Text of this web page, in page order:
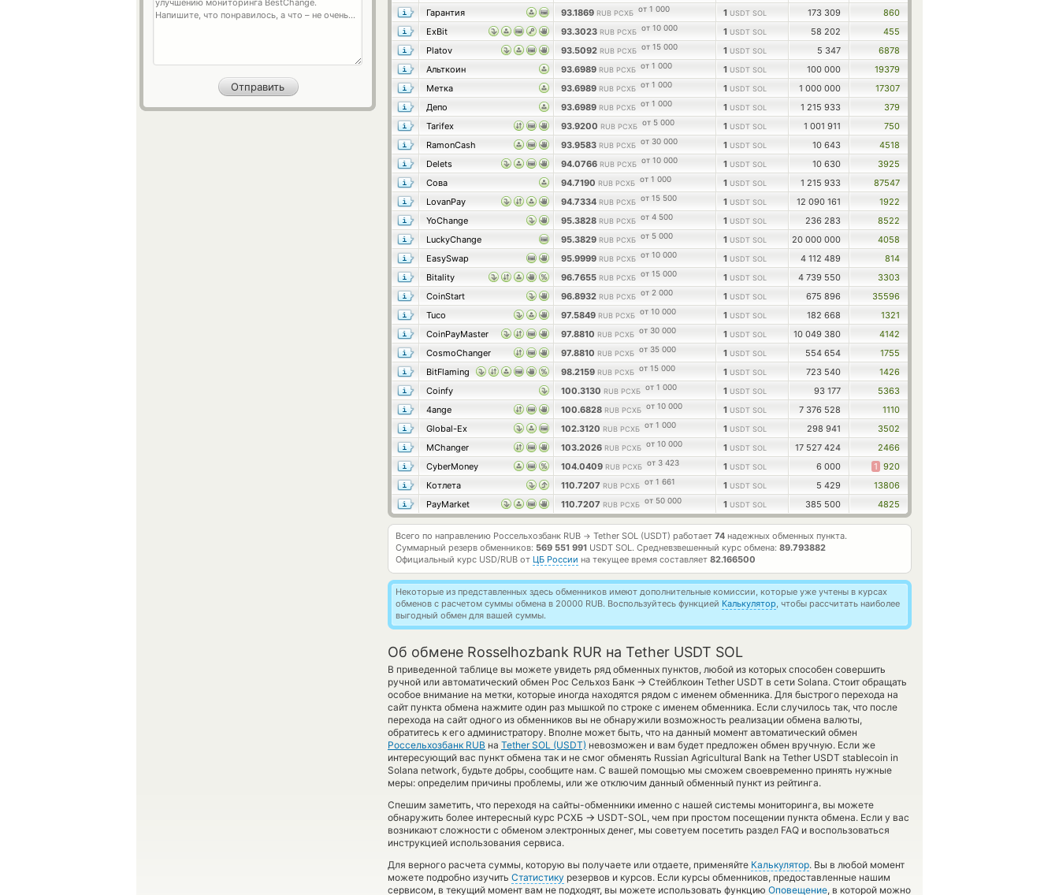
Гарантия
93.1869 RUB РСХБ от 1 000 1 USDT SOL 173 309
860
ExBit
93.3023 RUB РСХБ от 10 000 1 USDT SOL 58 202
455
Platov
93.5092 RUB РСХБ от 15 000 1 USDT SOL 5 347
6878
Альткоин
93.6989 RUB РСХБ от 1 000 1 USDT SOL 100 000
19379
Метка
93.6989 RUB РСХБ от 1 000 1 USDT SOL 1 000 000
17307
Депо
93.6989 RUB РСХБ от 1 000 1 USDT SOL 1 215 933
379
Tarifex
93.9200 RUB РСХБ от 5 000 1 USDT SOL 1 001 911
750
RamonCash
93.9583 RUB РСХБ от 30 000 1 USDT SOL 10 643
4518
Delets
94.0766 RUB РСХБ от 10 000 1 USDT SOL 10 630
3925
Сова
94.7190 RUB РСХБ от 1 000 1 USDT SOL 1 215 933
87547
LovanPay
94.7334 RUB РСХБ от 15 500 1 USDT SOL 12 090 161
1922
YoChange
95.3828 RUB РСХБ от 4 500 1 USDT SOL 236 283
8522
LuckyChange
95.3829 RUB РСХБ от 5 000 1 USDT SOL 20 000 000
4058
EasySwap
95.9999 RUB РСХБ от 10 000 1 USDT SOL 4 112 489
814
Bitality
96.7655 RUB РСХБ от 15 000 1 USDT SOL 4 739 550
3303
CoinStart
96.8932 RUB РСХБ от 2 000 1 USDT SOL 675 896
35596
Tuco
97.5849 RUB РСХБ от 10 000 1 USDT SOL 182 668
1321
CoinPayMaster
97.8810 RUB РСХБ от 30 000 1 USDT SOL 10 049 380
4142
CosmoChanger
97.8810 RUB РСХБ от 35 000 1 USDT SOL 554 654
1755
BitFlaming
98.2159 RUB РСХБ от 15 000 1 USDT SOL 723 540
1426
Coinfy
100.3130 RUB РСХБ от 1 000 1 USDT SOL 93 177
5363
4ange
100.6828 RUB РСХБ от 10 000 1 USDT SOL 7 376 528
1110
Global-Ex
102.3120 RUB РСХБ от 1 000 1 USDT SOL 298 941
3502
MChanger
103.2026 RUB РСХБ от 10 000 1 USDT SOL 17 527 424
2466
CyberMoney
104.0409 RUB РСХБ от 3 423 1 USDT SOL 6 000 1 920
Котлета
110.7207 RUB РСХБ от 1 661 1 USDT SOL 5 429
13806
PayMarket
110.7207 RUB РСХБ от 50 000 1 USDT SOL 385 500 4825
Всего по направлению Россельхозбанк RUB → Tether SOL (USDT) работает 74 надежных обменных пункта.
Суммарный резерв обменников: 569 551 991 USDT SOL. Средневзвешенный курс обмена: 89.793882
Официальный курс USD/RUB от ЦБ России на текущее время составляет 82.166500
Некоторые из представленных здесь обменников имеют дополнительные комиссии, которые уже учтены в курсах
обменов с расчетом суммы обмена в 20000 RUB. Воспользуйтесь функцией Калькулятор, чтобы рассчитать наиболее
выгодный обмен для вашей суммы.
Об обмене Rosselhozbank RUR на Tether USDT SOL
В приведенной таблице вы можете увидеть ряд обменных пунктов, любой из которых способен совершить
ручной или автоматический обмен Рос Сельхоз Банк → Стейблкоин Tether USDT в сети Solana. Стоит обращать
особое внимание на метки, которые иногда находятся рядом с именем обменника. Для быстрого перехода на
сайт пункта обмена нажмите один раз мышкой по строке с именем обменника. Если случилось так, что после
перехода на сайт одного из обменников вы не обнаружили возможность реализации обмена валюты,
обратитесь к его администратору. Вполне может быть, что на данный момент автоматический обмен
Россельхозбанк RUB на Tether SOL (USDT) невозможен и вам будет предложен обмен вручную. Если же
интересующий вас пункт обмена так и не смог обменять Russian Agricultural Bank на Tether USDT stablecoin in
Solana network, будьте добры, сообщите нам. С вашей помощью мы сможем своевременно принять нужные
меры: определим причины проблемы, или же отключим данный обменный пункт из рейтинга.
Спешим заметить, что переходя на сайты-обменники именно с нашей системы мониторинга, вы можете
обнаружить более интересный курс РСХБ → USDT-SOL, чем при простом посещении пункта обмена. Если у вас
возникают сложности с обменом электронных денег, мы советуем посетить раздел FAQ и воспользоваться
инструкцией использования сервиса.
Для верного расчета суммы, которую вы получаете или отдаете, применяйте Калькулятор. Вы в любой момент
можете подробно изучить Статистику резервов и курсов. Если курсы обменников, предоставленные нашим
сервисом, в текущий момент вам не подходят, вы можете использовать функцию Оповещение, в которой можно